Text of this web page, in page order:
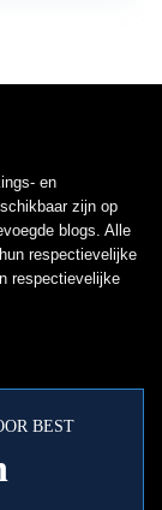
en
zijn op
blogs. Alle
respectievelijke
respectievelijke
BEST